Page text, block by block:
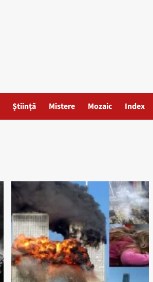
Știință Mistere Mozaic Index